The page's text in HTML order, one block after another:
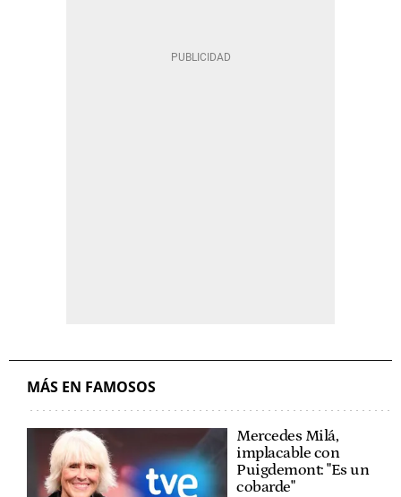
MÁS EN FAMOSOS
Mercedes Milá,
implacable con
Puigdemont: "Es un
cobarde"